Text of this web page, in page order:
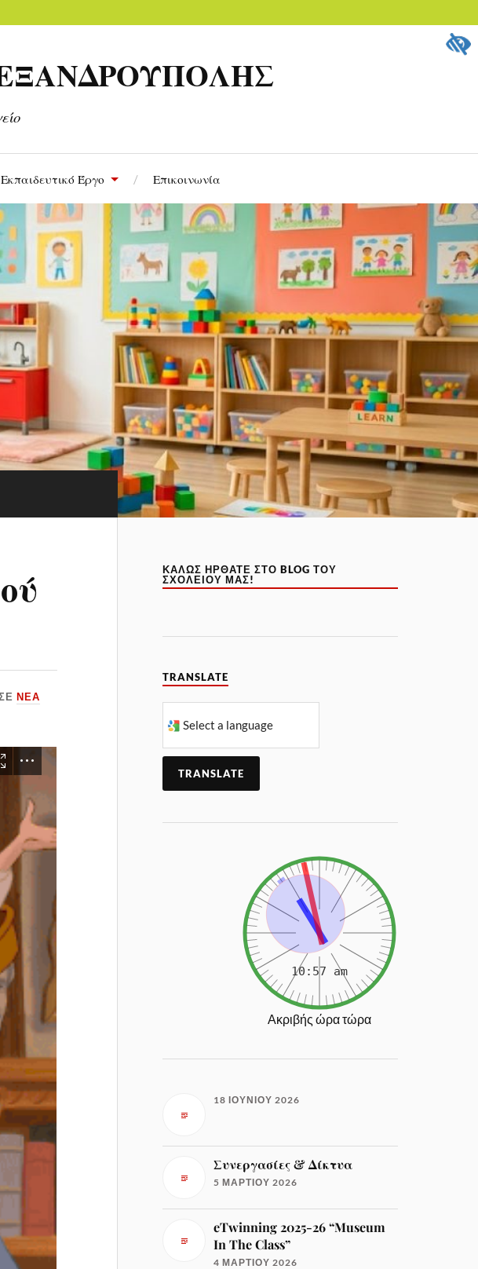
Εκπαιδευτικό Έργο Επικοινωνία
ΝΕΑ
ΚΑΛΏΣ ΉΡΘΑΤΕ ΣΤΟ BLOG ΤΟΥ
ΣΧΟΛΕΊΟΥ ΜΑΣ!
TRANSLATE
TRANSLATE
Ακριβής ώρα τώρα
18 ΙΟΥΝΊΟΥ 2026
Συνεργασίες & Δίκτυα
5 ΜΑΡΤΊΟΥ 2026
eTwinning 2025-26 “Museum
In The Class”
4 ΜΑΡΤΊΟΥ 2026